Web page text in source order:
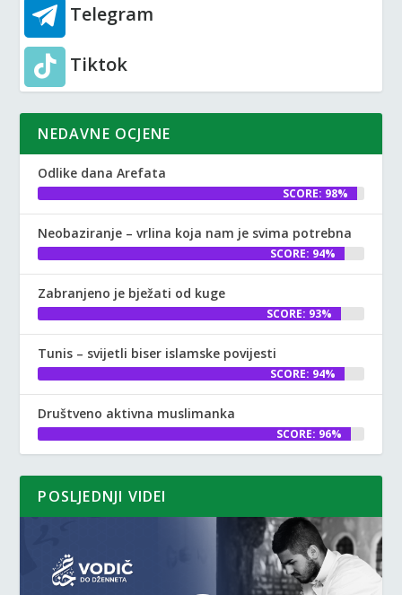
Telegram
Tiktok
NEDAVNE OCJENE
Odlike dana Arefata
SCORE: 98%
Neobaziranje – vrlina koja nam je svima potrebna
SCORE: 94%
Zabranjeno je bježati od kuge
SCORE: 93%
Tunis – svijetli biser islamske povijesti
SCORE: 94%
Društveno aktivna muslimanka
SCORE: 96%
POSLJEDNJI VIDEI